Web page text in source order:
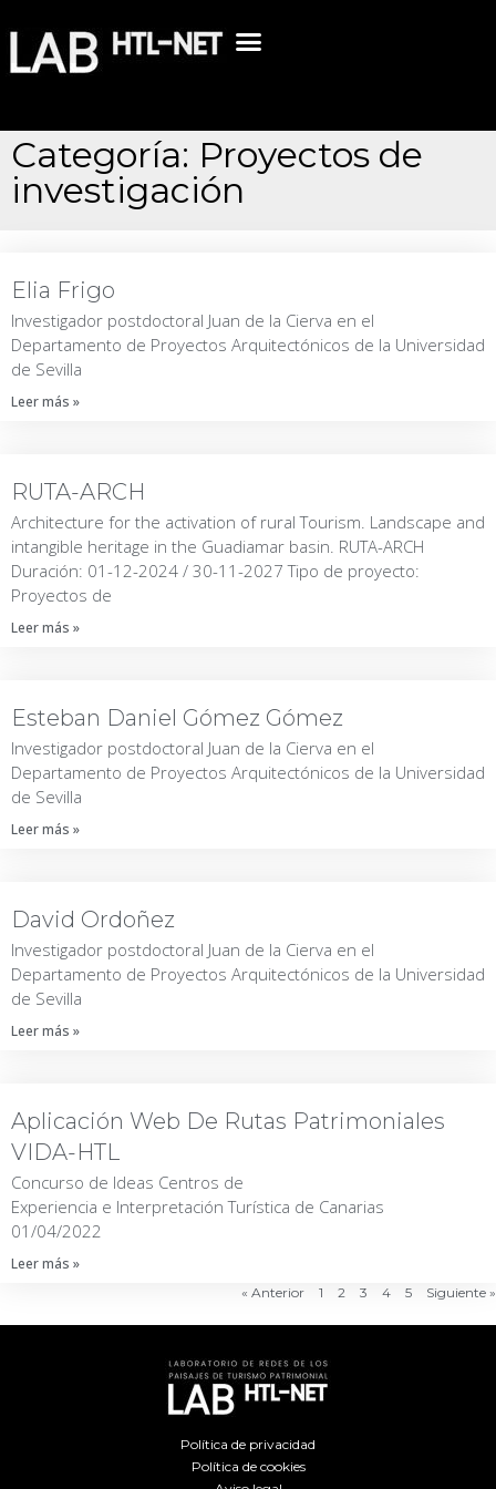
Categoría: Proyectos de
investigación
Elia Frigo
Investigador postdoctoral Juan de la Cierva en el
Departamento de Proyectos Arquitectónicos de la Universidad
de Sevilla
Leer más »
RUTA-ARCH
Architecture for the activation of rural Tourism. Landscape and
intangible heritage in the Guadiamar basin. RUTA-ARCH
Duración: 01-12-2024 / 30-11-2027 Tipo de proyecto:
Proyectos de
Leer más »
Esteban Daniel Gómez Gómez
Investigador postdoctoral Juan de la Cierva en el
Departamento de Proyectos Arquitectónicos de la Universidad
de Sevilla
Leer más »
David Ordoñez
Investigador postdoctoral Juan de la Cierva en el
Departamento de Proyectos Arquitectónicos de la Universidad
de Sevilla
Leer más »
Aplicación Web De Rutas Patrimoniales
VIDA-HTL
Concurso de Ideas Centros de
Experiencia e Interpretación Turística de Canarias
01/04/2022
Leer más »
« Anterior 1 2 3 4 5 Siguiente »
Política de privacidad
Política de cookies